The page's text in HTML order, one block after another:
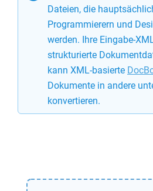
Dateien, die
Programmierern und
werden. Ihre Eingabe-
strukturierte
kann XML-basierte
Dokumente in andere
konvertieren.